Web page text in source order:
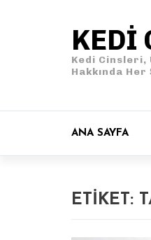
KEDI
Kedi Cinsleri,
Hakkında Her
ANA SAYFA
ETIKET: